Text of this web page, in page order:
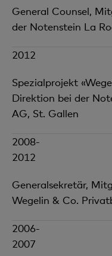
General Counsel,
der Notenstein La
2012
Spezialprojekt
Direktion bei der
AG, St. Gallen
2008-
2012
Generalsekretär,
Wegelin & Co.
2006-
2007